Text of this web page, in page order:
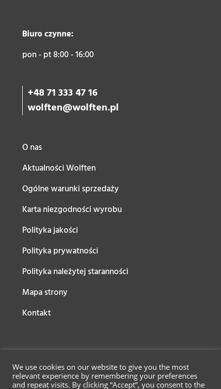
Biuro czynne:
pon - pt 8:00 - 16:00
+48 71 333 47 16
wolften@wolften.pl
O nas
Aktualności Wolften
Ogólne warunki sprzedaży
Karta niezgodności wyrobu
Polityka jakości
Polityka prywatności
Polityka należytej staranności
Mapa strony
Kontakt
We use cookies on our website to give you the most
relevant experience by remembering your preferences
and repeat visits. By clicking “Accept”, you consent to the